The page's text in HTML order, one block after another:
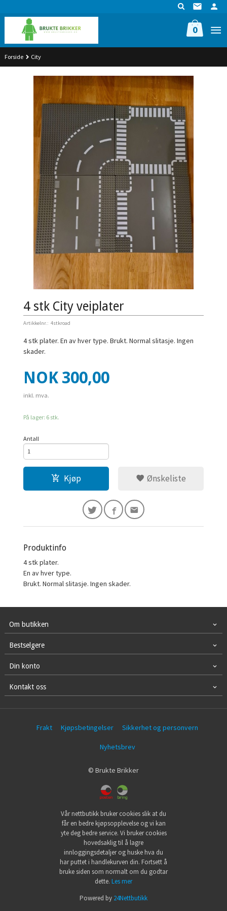
til
innholdet
0
Forside City
4 stk City veiplater
Artikkelnr.: 4stkroad
4 stk plater. En av hver type. Brukt. Normal slitasje. Ingen
skader.
Pris
NOK 300,00
inkl. mva.
På lager: 6 stk.
Antall
Kjøp Ønskeliste
Produktinfo
4 stk plater.
En av hver type.
Brukt. Normal slitasje. Ingen skader.
Om butikken
Bestselgere
Din konto
Kontakt oss
Frakt Kjøpsbetingelser Sikkerhet og personvern
Nyhetsbrev
© Brukte Brikker
Vår nettbutikk bruker cookies slik at du
får en bedre kjøpsopplevelse og vi kan
yte deg bedre service. Vi bruker cookies
hovedsaklig til å lagre
innloggingsdetaljer og huske hva du
har puttet i handlekurven din. Fortsett å
bruke siden som normalt om du godtar
dette. Les mer
Powered by 24Nettbutikk